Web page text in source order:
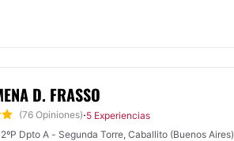
D. FRASSO
(76 Opiniones)·5 Experiencias
Dpto A - Segunda Torre, Caballito (Buenos Aires)